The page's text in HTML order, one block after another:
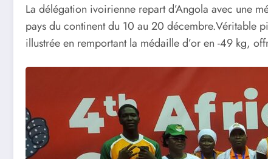
La délégation ivoirienne repart d’Angola avec une
pays du continent du 10 au 20 décembre.Véritable
illustrée en remportant la médaille d’or en -49 kg,